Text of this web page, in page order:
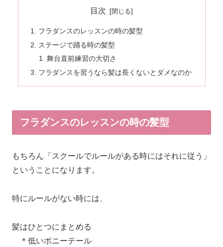
目次
フラダンスのレッスンの時の髪型
ステージで踊る時の髪型
舞台直前練習の大切さ
フラダンスを習うなら髪は長くないとダメなのか
フラダンスのレッスンの時の髪型
もちろん「スクールでルールがある時にはそれに従う」
ということになります。
特にルールがない時には、
髪はひとつにまとめる
＊低いポニーテール